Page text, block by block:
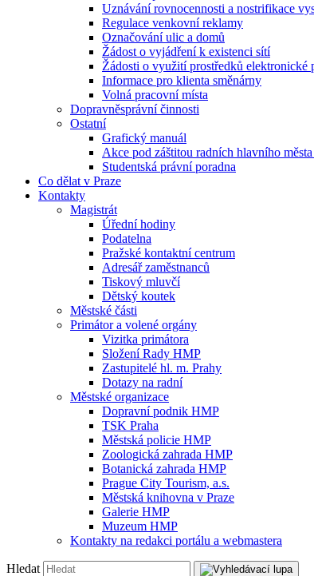
Uznávání rovnocennosti a nostrifikace
Regulace venkovní reklamy
Označování ulic a domů
Žádost o vyjádření k existenci sítí
Žádosti o využití prostředků elektronické
Informace pro klienta směnárny
Volná pracovní místa
Dopravněsprávní činnosti
Ostatní
Grafický manuál
Akce pod záštitou radních hlavního
Studentská právní poradna
Co dělat v Praze
Kontakty
Magistrát
Úřední hodiny
Podatelna
Pražské kontaktní centrum
Adresář zaměstnanců
Tiskový mluvčí
Dětský koutek
Městské části
Primátor a volené orgány
Vizitka primátora
Složení Rady HMP
Zastupitelé hl. m. Prahy
Dotazy na radní
Městské organizace
Dopravní podnik HMP
TSK Praha
Městská policie HMP
Zoologická zahrada HMP
Botanická zahrada HMP
Prague City Tourism, a.s.
Městská knihovna v Praze
Galerie HMP
Muzeum HMP
Kontakty na redakci portálu a webmastera
Hledat